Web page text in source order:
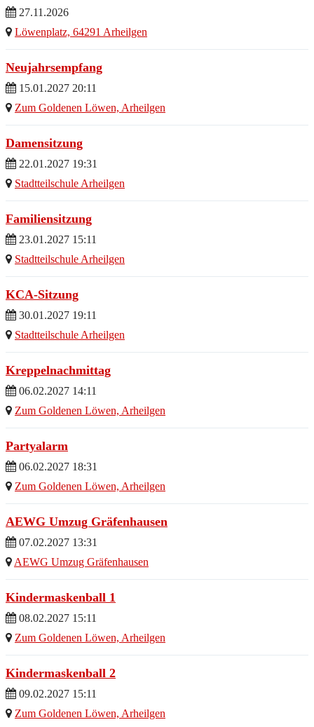
27.11.2026
Löwenplatz, 64291 Arheilgen
Neujahrsempfang
15.01.2027 20:11
Zum Goldenen Löwen, Arheilgen
Damensitzung
22.01.2027 19:31
Stadtteilschule Arheilgen
Familiensitzung
23.01.2027 15:11
Stadtteilschule Arheilgen
KCA-Sitzung
30.01.2027 19:11
Stadtteilschule Arheilgen
Kreppelnachmittag
06.02.2027 14:11
Zum Goldenen Löwen, Arheilgen
Partyalarm
06.02.2027 18:31
Zum Goldenen Löwen, Arheilgen
AEWG Umzug Gräfenhausen
07.02.2027 13:31
AEWG Umzug Gräfenhausen
Kindermaskenball 1
08.02.2027 15:11
Zum Goldenen Löwen, Arheilgen
Kindermaskenball 2
09.02.2027 15:11
Zum Goldenen Löwen, Arheilgen